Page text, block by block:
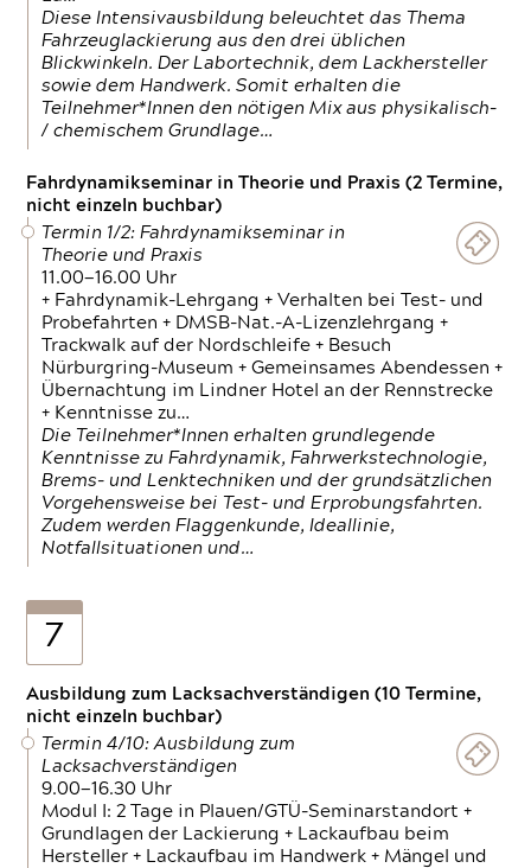
Diese Intensivausbildung beleuchtet das Thema
Fahrzeuglackierung aus den drei üblichen
Blickwinkeln. Der Labortechnik, dem Lackhersteller
sowie dem Handwerk. Somit erhalten die
Teilnehmer*Innen den nötigen Mix aus physikalisch-
/ chemischem Grundlage…
Fahrdynamikseminar in Theorie und Praxis (2 Termine,
nicht einzeln buchbar)
Termin 1/2: Fahrdynamikseminar in
Theorie und Praxis
11.00—16.00 Uhr
+ Fahrdynamik-Lehrgang + Verhalten bei Test- und
Probefahrten + DMSB-Nat.-A-Lizenzlehrgang +
Trackwalk auf der Nordschleife + Besuch
Nürburgring-Museum + Gemeinsames Abendessen +
Übernachtung im Lindner Hotel an der Rennstrecke
+ Kenntnisse zu…
Die Teilnehmer*Innen erhalten grundlegende
Kenntnisse zu Fahrdynamik, Fahrwerkstechnologie,
Brems- und Lenktechniken und der grundsätzlichen
Vorgehensweise bei Test- und Erprobungsfahrten.
Zudem werden Flaggenkunde, Ideallinie,
Notfallsituationen und…
7
Ausbildung zum Lacksachverständigen (10 Termine,
nicht einzeln buchbar)
Termin 4/10: Ausbildung zum
Lacksachverständigen
9.00—16.30 Uhr
Modul I: 2 Tage in Plauen/GTÜ-Seminarstandort +
Grundlagen der Lackierung + Lackaufbau beim
Hersteller + Lackaufbau im Handwerk + Mängel und